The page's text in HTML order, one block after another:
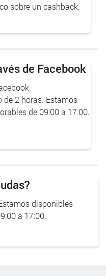
sobre un cashback.
de Facebook
de 2 horas. Estamos
de 09:00 a 17:00.
disponibles
a 17:00.